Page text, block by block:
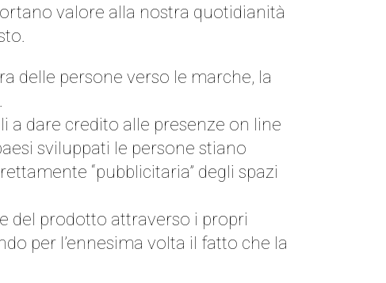
valore alla nostra quotidianità
delle persone verso le marche, la
a dare credito alle presenze on line
sviluppati le persone stiano
“pubblicitaria” degli spazi
del prodotto attraverso i propri
per l’ennesima volta il fatto che la